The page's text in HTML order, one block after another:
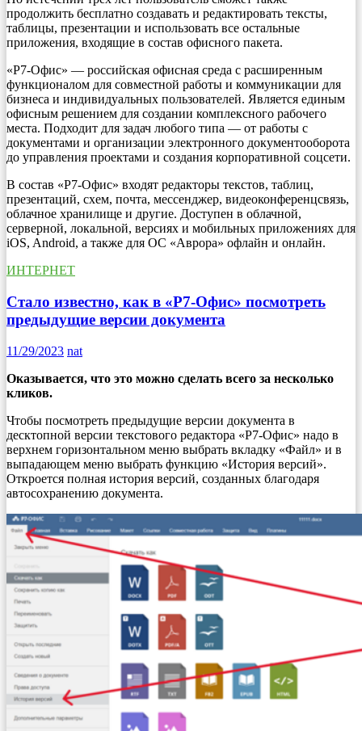
продолжить бесплатно создавать и редактировать тексты,
таблицы, презентации и использовать все остальные
приложения, входящие в состав офисного пакета.
«Р7-Офис» — российская офисная среда с расширенным
функционалом для совместной работы и коммуникации для
бизнеса и индивидуальных пользователей. Является единым
офисным решением для создании комплексного рабочего
места. Подходит для задач любого типа — от работы с
документами и организации электронного документооборота
до управления проектами и создания корпоративной соцсети.
В состав «Р7-Офис» входят редакторы текстов, таблиц,
презентаций, схем, почта, мессенджер, видеоконференцсвязь,
облачное хранилище и другие. Доступен в облачной,
серверной, локальной, версиях и мобильных приложениях для
iOS, Android, а также для ОС «Аврора» офлайн и онлайн.
ИНТЕРНЕТ
Стало известно, как в «Р7-Офис» посмотреть
предыдущие версии документа
11/29/2023 nat
Оказывается, что это можно сделать всего за несколько
кликов.
Чтобы посмотреть предыдущие версии документа в
десктопной версии текстового редактора «Р7-Офис» надо в
верхнем горизонтальном меню выбрать вкладку «Файл» и в
выпадающем меню выбрать функцию «История версий».
Откроется полная история версий, созданных благодаря
автосохранению документа.